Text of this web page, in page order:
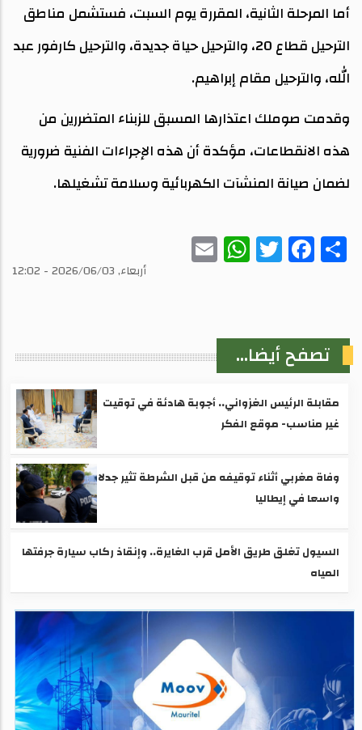
أما المرحلة الثانية، المقررة يوم السبت، فستشمل مناطق
الترحيل قطاع 20، والترحيل حياة جديدة، والترحيل كارفور عبد
الله، والترحيل مقام إبراهيم.
وقدمت صوملك اعتذارها المسبق للزبناء المتضررين من
هذه الانقطاعات، مؤكدة أن هذه الإجراءات الفنية ضرورية
لضمان صيانة المنشآت الكهربائية وسلامة تشغيلها.
Share
Facebook
Twitter
WhatsAppأربعاء, 2026/06/03 - 12:02
تصفح أيضا...
مقابلة الرئيس الغزواني.. أجوبة هادئة في توقيت
غير مناسب- موقع الفكر
وفاة مغربي أثناء توقيفه من قبل الشرطة تثير جدلا
واسعا في إيطاليا
السيول تغلق طريق الأمل قرب الغايرة.. وإنقاذ ركاب سيارة جرفتها
المياه